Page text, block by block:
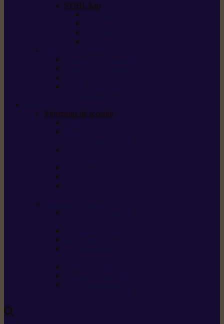
STIHL Kits
Vêtements de sécurité